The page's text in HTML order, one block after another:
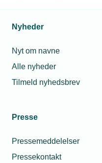
Nyheder
Nyt om navne
Alle nyheder
Tilmeld nyhedsbrev
Presse
Pressemeddelelser
Pressekontakt